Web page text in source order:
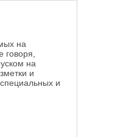
на
на
и
и